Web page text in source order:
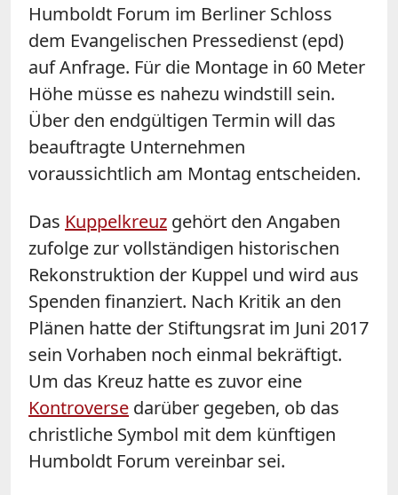
Humboldt Forum im Berliner Schloss
dem Evangelischen Pressedienst (epd)
auf Anfrage. Für die Montage in 60 Meter
Höhe müsse es nahezu windstill sein.
Über den endgültigen Termin will das
beauftragte Unternehmen
voraussichtlich am Montag entscheiden.
Das Kuppelkreuz gehört den Angaben
zufolge zur vollständigen historischen
Rekonstruktion der Kuppel und wird aus
Spenden finanziert. Nach Kritik an den
Plänen hatte der Stiftungsrat im Juni 2017
sein Vorhaben noch einmal bekräftigt.
Um das Kreuz hatte es zuvor eine
Kontroverse darüber gegeben, ob das
christliche Symbol mit dem künftigen
Humboldt Forum vereinbar sei.